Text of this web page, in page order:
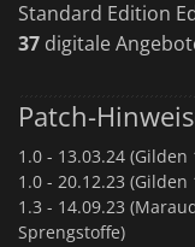
Standard Edition
37 digitale
Patch-
1.0 - 13.03.24 (Gilden
1.0 - 20.12.23 (Gilden
1.3 - 14.09.23
Sprengstoffe)